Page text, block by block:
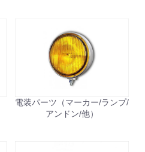
電装パーツ（マーカー/ランプ/
アンドン/他）